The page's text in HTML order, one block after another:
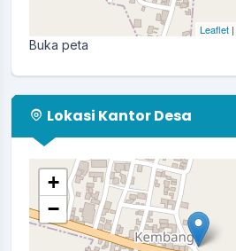
Leaflet |
Buka peta
Lokasi Kantor Desa
+
−